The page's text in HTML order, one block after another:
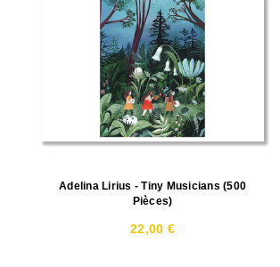
Adelina Lirius - Tiny Musicians (500
Pièces)
22,00 €